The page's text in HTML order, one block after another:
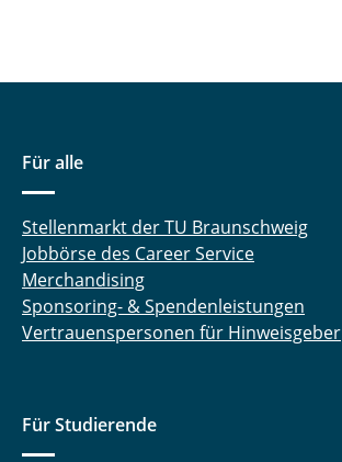
Für alle
Stellenmarkt der TU Braunschweig
Jobbörse des Career Service
Merchandising
Sponsoring- & Spendenleistungen
Vertrauenspersonen für Hinweisgeber
Für Studierende